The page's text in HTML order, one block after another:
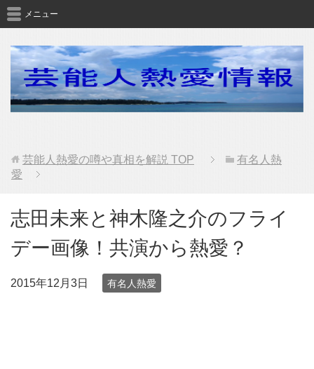
メニュー
芸能人熱愛の噂や真相を解説 TOP
有名人熱
愛
志田未来と神木隆之介のフライ
デー画像！共演から熱愛？
2015年12月3日 有名人熱愛